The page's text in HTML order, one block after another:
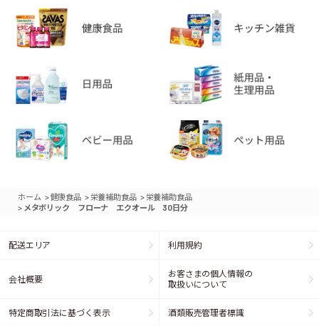
ホーム >健康食品 > 栄養補助食品 > 栄養補助食品
> メタボリック フローナ エクオール 30日分
配送エリア 利用規約
会社概要
お客さまの個人情報の
取扱いについて
特定商取引法に基づく表示 酒類販売管理者標識